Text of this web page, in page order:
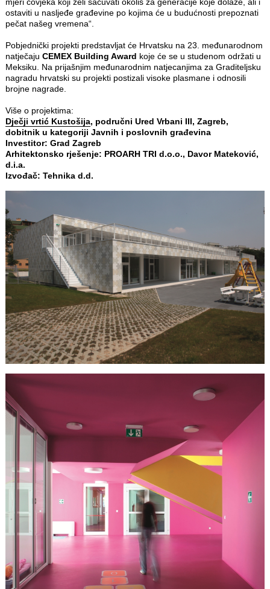
ostaviti u nasljeđe građevine po kojima će u budućnosti prepoznati
pečat našeg vremena“.
Pobjednički projekti predstavljat će Hrvatsku na 23. međunarodnom
natječaju CEMEX Building Award koje će se u studenom održati u
Meksiku. Na prijašnjim međunarodnim natjecanjima za Graditeljsku
nagradu hrvatski su projekti postizali visoke plasmane i odnosili
brojne nagrade.
Više o projektima:
Dječji vrtić Kustošija, područni Ured Vrbani III, Zagreb,
dobitnik u kategoriji Javnih i poslovnih građevina
Investitor: Grad Zagreb
Arhitektonsko rješenje: PROARH TRI d.o.o., Davor Mateković,
d.i.a.
Izvođač: Tehnika d.d.